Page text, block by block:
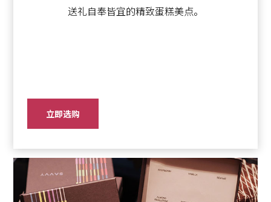
送礼自奉皆宜的精致蛋糕美点。
立即选购